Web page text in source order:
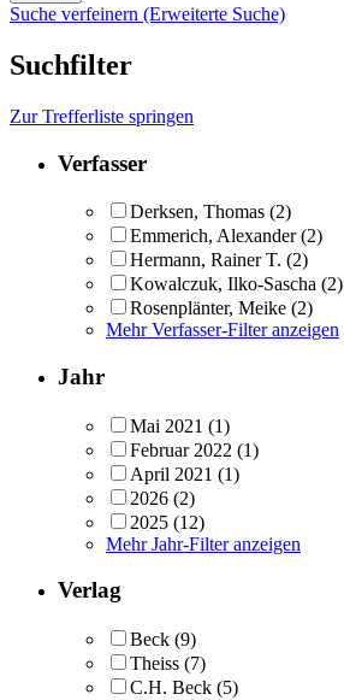
Suche verfeinern (Erweiterte Suche)
Suchfilter
Zur Trefferliste springen
Verfasser
Derksen, Thomas (2)
Emmerich, Alexander (2)
Hermann, Rainer T. (2)
Kowalczuk, Ilko-Sascha (2)
Rosenplänter, Meike (2)
Mehr Verfasser-Filter anzeigen
Jahr
Mai 2021 (1)
Februar 2022 (1)
April 2021 (1)
2026 (2)
2025 (12)
Mehr Jahr-Filter anzeigen
Verlag
Beck (9)
Theiss (7)
C.H. Beck (5)